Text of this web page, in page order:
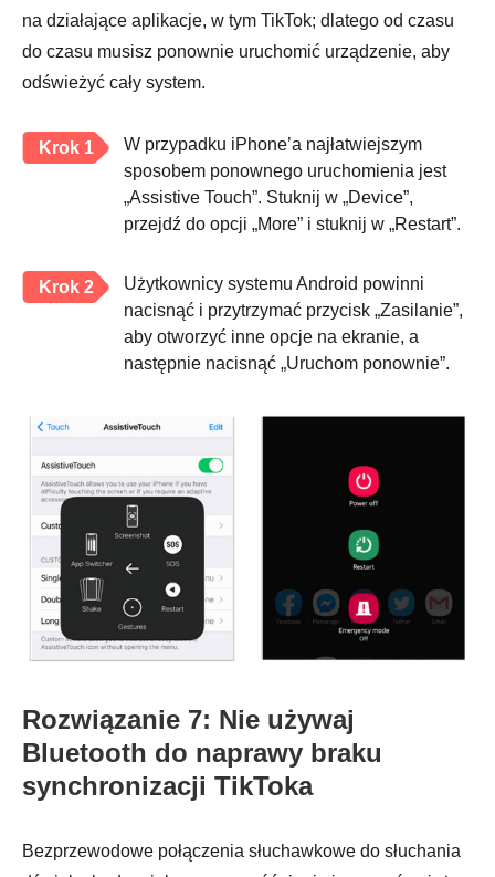
na działające aplikacje, w tym TikTok; dlatego od czasu
do czasu musisz ponownie uruchomić urządzenie, aby
odświeżyć cały system.
Krok 1
W przypadku iPhone’a najłatwiejszym
sposobem ponownego uruchomienia jest
„Assistive Touch”. Stuknij w „Device”,
przejdź do opcji „More” i stuknij w „Restart”.
Krok 2
Użytkownicy systemu Android powinni
nacisnąć i przytrzymać przycisk „Zasilanie”,
aby otworzyć inne opcje na ekranie, a
następnie nacisnąć „Uruchom ponownie”.
Rozwiązanie 7: Nie używaj
Bluetooth do naprawy braku
synchronizacji TikToka
Bezprzewodowe połączenia słuchawkowe do słuchania